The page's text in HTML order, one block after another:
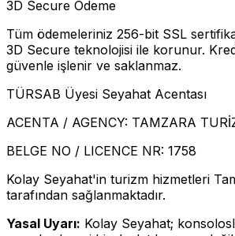
3D Secure Ödeme
Tüm ödemeleriniz 256-bit SSL
3D Secure teknolojisi ile korunur.
güvenle işlenir ve saklanmaz.
TÜRSAB Üyesi Seyahat Acentası
ACENTA / AGENCY: TAMZARA
BELGE NO / LICENCE NR: 1758
Kolay Seyahat'in turizm hizmetleri
tarafından sağlanmaktadır.
Yasal Uyarı: Kolay Seyahat;